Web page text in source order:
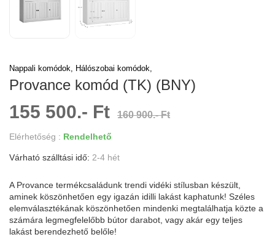
Nappali komódok, Hálószobai komódok,
Provance komód (TK) (BNY)
155 500.- Ft 160 900.- Ft
Elérhetőség : Rendelhető
Várható szálltási idő: 2-4 hét
A Provance termékcsaládunk trendi vidéki stílusban készült,
aminek köszönhetően egy igazán idilli lakást kaphatunk! Széles
elemválasztékának köszönhetően mindenki megtalálhatja közte a
számára legmegfelelőbb bútor darabot, vagy akár egy teljes
lakást berendezhető belőle!